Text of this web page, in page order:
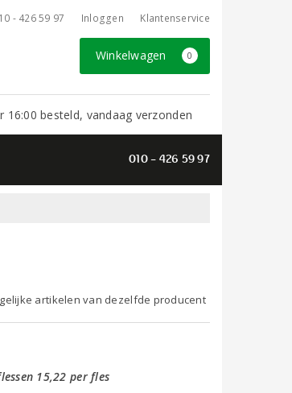
- 426 59 97 Inloggen Klantenservice
Winkelwagen 0
16:00 besteld, vandaag verzonden
010 - 426 59 97
artikelen van dezelfde producent
15,22 per fles